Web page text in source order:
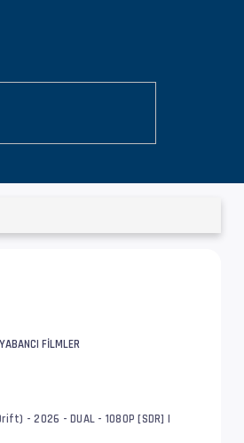
FİLMLER
- 2026 - DUAL - 1080P [SDR] |